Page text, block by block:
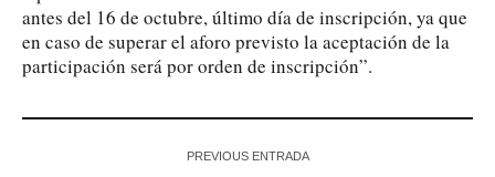
antes del 16 de octubre, último día de inscripción, ya que
en caso de superar el aforo previsto la aceptación de la
participación será por orden de inscripción”.
PREVIOUS ENTRADA